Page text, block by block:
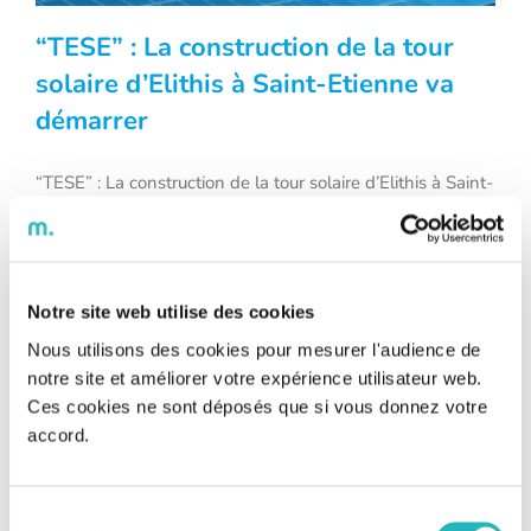
Notre site web utilise des cookies
Nous utilisons des cookies pour mesurer l'audience de
notre site et améliorer votre expérience utilisateur web.
Ces cookies ne sont déposés que si vous donnez votre
accord.
solaire d’Elithis à Saint-Etienne va
“TESE” : La construction de la tour
solaire d’Elithis à Saint-Etienne va
démarrer
“TESE” : La construction de la tour solaire d’Elithis à Saint-
Etienne va démarrer Temps de lecture : 5 min Le groupe
Elithis et son partenaire, la société Catella Résidentiel
Cette tour devrait être capable de produire plus d’énergie
[...]